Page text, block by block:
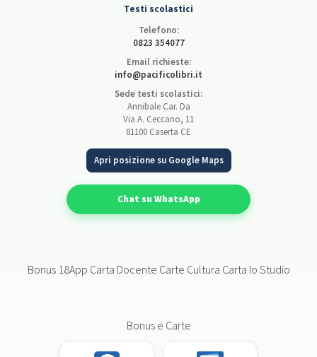
Testi scolastici
Telefono:
0823 354077
Email richieste:
info@pacificolibri.it
Sede testi scolastici:
Annibale Car. Da
Via A. Ceccano, 11
81100 Caserta CE
Apri posizione su Google Maps
Chat su WhatsApp
Bonus 18App Carta Docente Carte Cultura Carta Io Studio
Bonus e Carte